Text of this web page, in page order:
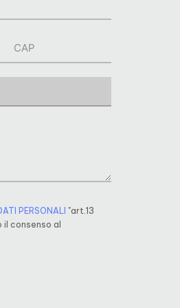
PERSONALI "art.13
il consenso al